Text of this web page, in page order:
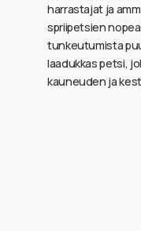
harrastajat ja
spriipetsien
tunkeutumista
laadukkas petsi,
kauneuden ja